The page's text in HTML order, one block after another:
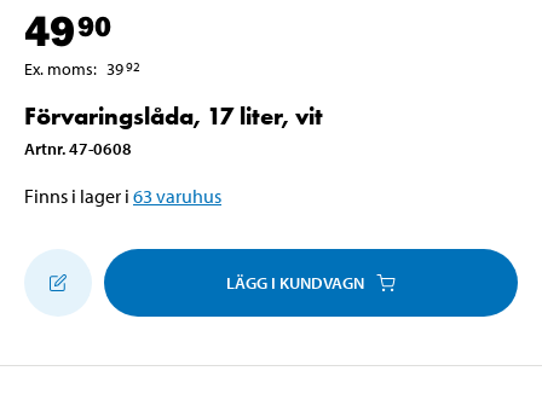
4990
Ex. moms: 3992
Förvaringslåda, 17 liter, vit
Artnr.47-0608
Finns i lager i 63 varuhus
LÄGG I KUNDVAGN